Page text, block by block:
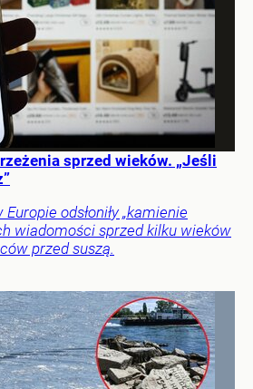
sprzed wieków. „Jeśli
odsłoniły „kamienie
wiadomości sprzed kilku wieków
przed suszą.